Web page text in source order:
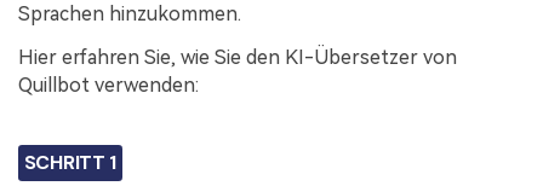
Sprachen hinzukommen.
Hier erfahren Sie, wie Sie den KI-Übersetzer von
Quillbot verwenden:
SCHRITT 1